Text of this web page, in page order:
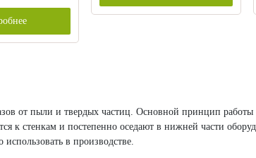
от пыли и твердых частиц. Основной принцип
к стенкам и постепенно оседают в нижней части
в производстве.